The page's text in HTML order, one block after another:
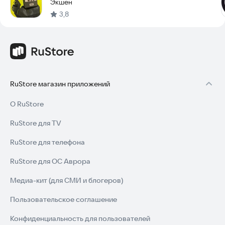
лучший стрелок!
Экшен
3,8
RuStore магазин приложений
О RuStore
RuStore для TV
RuStore для телефона
RuStore для ОС Аврора
Медиа-кит (для СМИ и блогеров)
Пользовательское соглашение
Конфиденциальность для пользователей